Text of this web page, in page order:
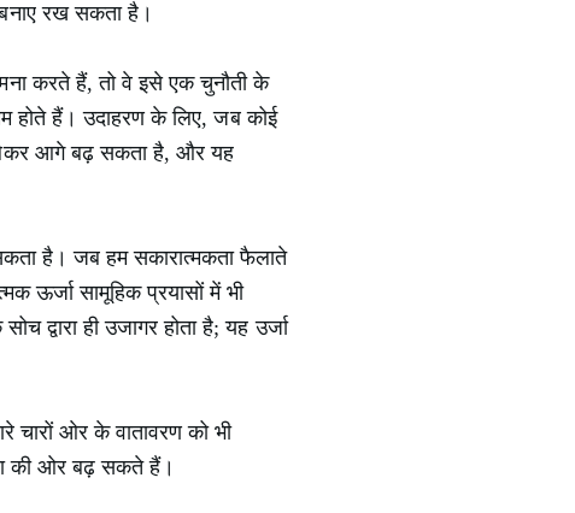
रख सकता है।
करते हैं, तो वे इसे एक चुनौती के
हैं। उदाहरण के लिए, जब कोई
लेकर आगे बढ़ सकता है, और यह
है। जब हम सकारात्मकता फैलाते
ऊर्जा सामूहिक प्रयासों में भी
ही उजागर होता है; यह उर्जा
चारों ओर के वातावरण को भी
की ओर बढ़ सकते हैं।